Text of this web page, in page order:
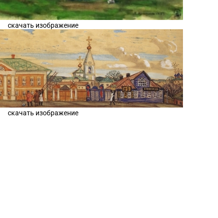
скачать изображение
скачать изображение